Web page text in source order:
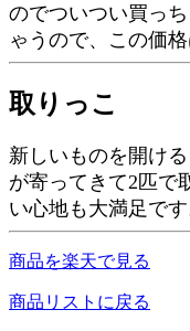
のでついつい買っ
ゃうので、この価
取りっこ
新しいものを開け
が寄ってきて2匹で
い心地も大満足です
商品を楽天で見る
商品リストに戻る